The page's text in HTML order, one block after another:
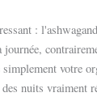
:
votre
nuits vraiment